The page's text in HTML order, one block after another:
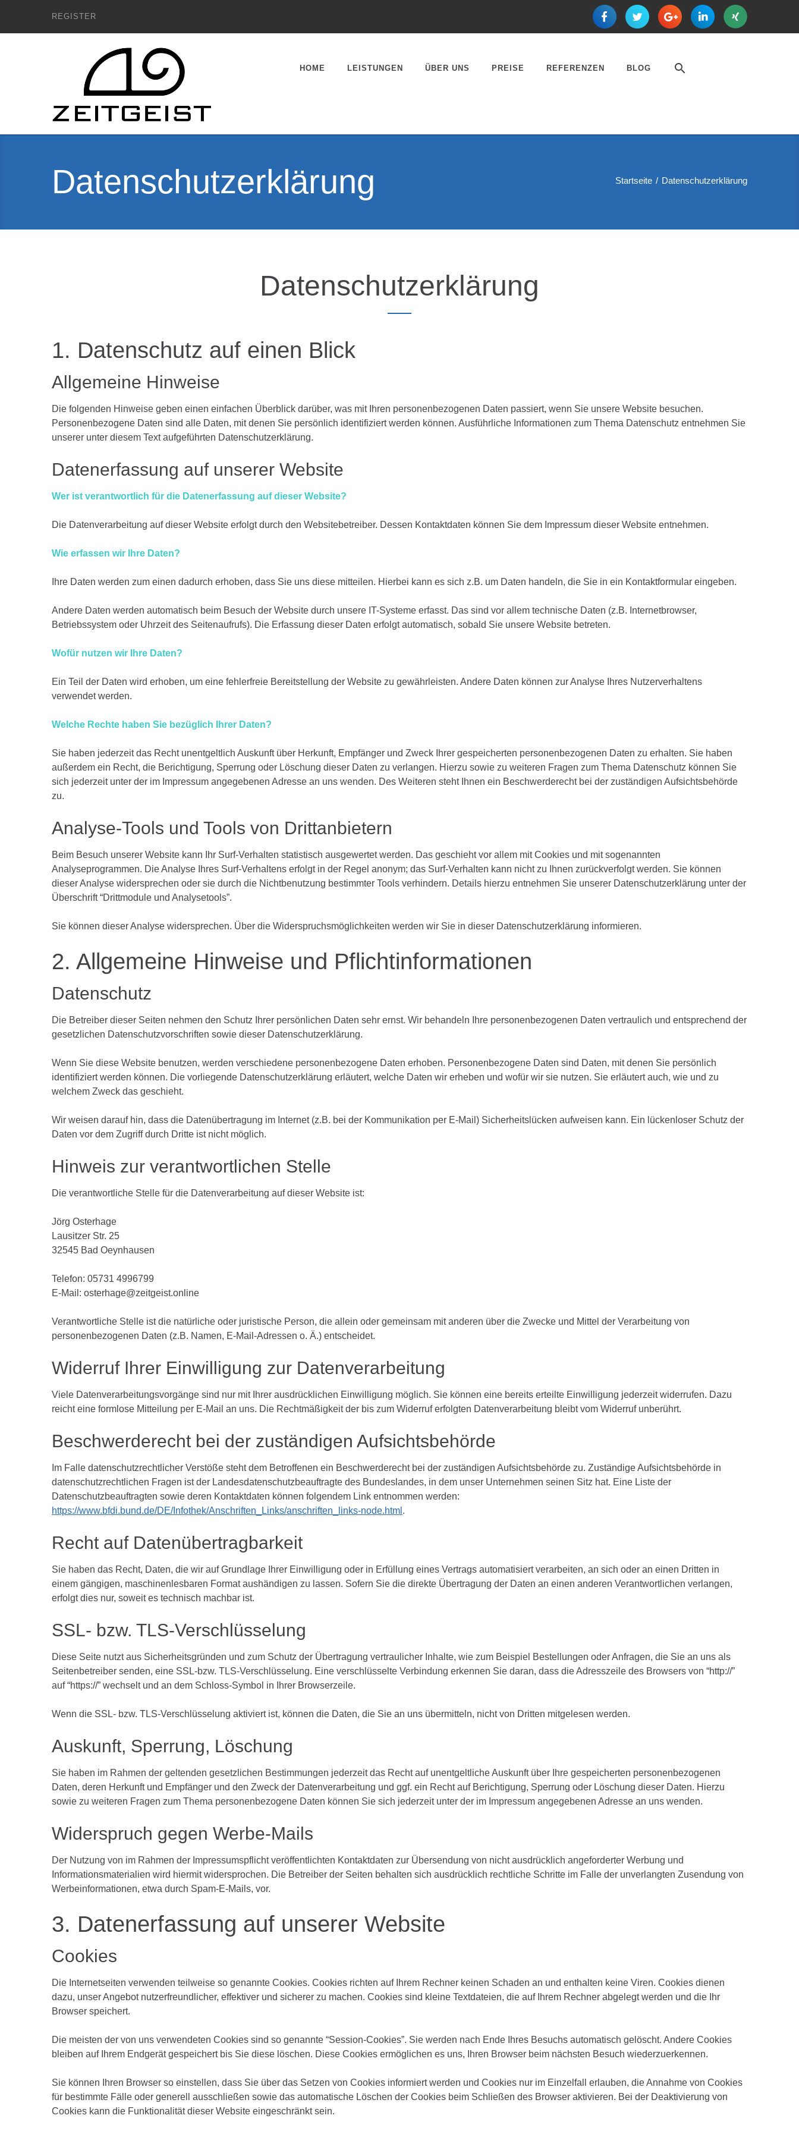
REGISTER
HOME LEISTUNGEN ÜBER UNS PREISE REFERENZEN BLOG
Datenschutzerklärung Startseite / Datenschutzerklärung
Datenschutzerklärung
1. Datenschutz auf einen Blick
Allgemeine Hinweise
Die folgenden Hinweise geben einen einfachen Überblick darüber, was mit Ihren personenbezogenen Daten passiert, wenn Sie unsere Website besuchen.
Personenbezogene Daten sind alle Daten, mit denen Sie persönlich identifiziert werden können. Ausführliche Informationen zum Thema Datenschutz entnehmen Sie
unserer unter diesem Text aufgeführten Datenschutzerklärung.
Datenerfassung auf unserer Website
Wer ist verantwortlich für die Datenerfassung auf dieser Website?
Die Datenverarbeitung auf dieser Website erfolgt durch den Websitebetreiber. Dessen Kontaktdaten können Sie dem Impressum dieser Website entnehmen.
Wie erfassen wir Ihre Daten?
Ihre Daten werden zum einen dadurch erhoben, dass Sie uns diese mitteilen. Hierbei kann es sich z.B. um Daten handeln, die Sie in ein Kontaktformular eingeben.
Andere Daten werden automatisch beim Besuch der Website durch unsere IT-Systeme erfasst. Das sind vor allem technische Daten (z.B. Internetbrowser,
Betriebssystem oder Uhrzeit des Seitenaufrufs). Die Erfassung dieser Daten erfolgt automatisch, sobald Sie unsere Website betreten.
Wofür nutzen wir Ihre Daten?
Ein Teil der Daten wird erhoben, um eine fehlerfreie Bereitstellung der Website zu gewährleisten. Andere Daten können zur Analyse Ihres Nutzerverhaltens
verwendet werden.
Welche Rechte haben Sie bezüglich Ihrer Daten?
Sie haben jederzeit das Recht unentgeltlich Auskunft über Herkunft, Empfänger und Zweck Ihrer gespeicherten personenbezogenen Daten zu erhalten. Sie haben
außerdem ein Recht, die Berichtigung, Sperrung oder Löschung dieser Daten zu verlangen. Hierzu sowie zu weiteren Fragen zum Thema Datenschutz können Sie
sich jederzeit unter der im Impressum angegebenen Adresse an uns wenden. Des Weiteren steht Ihnen ein Beschwerderecht bei der zuständigen Aufsichtsbehörde
zu.
Analyse-Tools und Tools von Drittanbietern
Beim Besuch unserer Website kann Ihr Surf-Verhalten statistisch ausgewertet werden. Das geschieht vor allem mit Cookies und mit sogenannten
Analyseprogrammen. Die Analyse Ihres Surf-Verhaltens erfolgt in der Regel anonym; das Surf-Verhalten kann nicht zu Ihnen zurückverfolgt werden. Sie können
dieser Analyse widersprechen oder sie durch die Nichtbenutzung bestimmter Tools verhindern. Details hierzu entnehmen Sie unserer Datenschutzerklärung unter der
Überschrift “Drittmodule und Analysetools”.
Sie können dieser Analyse widersprechen. Über die Widerspruchsmöglichkeiten werden wir Sie in dieser Datenschutzerklärung informieren.
2. Allgemeine Hinweise und Pflichtinformationen
Datenschutz
Die Betreiber dieser Seiten nehmen den Schutz Ihrer persönlichen Daten sehr ernst. Wir behandeln Ihre personenbezogenen Daten vertraulich und entsprechend der
gesetzlichen Datenschutzvorschriften sowie dieser Datenschutzerklärung.
Wenn Sie diese Website benutzen, werden verschiedene personenbezogene Daten erhoben. Personenbezogene Daten sind Daten, mit denen Sie persönlich
identifiziert werden können. Die vorliegende Datenschutzerklärung erläutert, welche Daten wir erheben und wofür wir sie nutzen. Sie erläutert auch, wie und zu
welchem Zweck das geschieht.
Wir weisen darauf hin, dass die Datenübertragung im Internet (z.B. bei der Kommunikation per E-Mail) Sicherheitslücken aufweisen kann. Ein lückenloser Schutz der
Daten vor dem Zugriff durch Dritte ist nicht möglich.
Hinweis zur verantwortlichen Stelle
Die verantwortliche Stelle für die Datenverarbeitung auf dieser Website ist:
Jörg Osterhage
Lausitzer Str. 25
32545 Bad Oeynhausen
Telefon: 05731 4996799
E-Mail: osterhage@zeitgeist.online
Verantwortliche Stelle ist die natürliche oder juristische Person, die allein oder gemeinsam mit anderen über die Zwecke und Mittel der Verarbeitung von
personenbezogenen Daten (z.B. Namen, E-Mail-Adressen o. Ä.) entscheidet.
Widerruf Ihrer Einwilligung zur Datenverarbeitung
Viele Datenverarbeitungsvorgänge sind nur mit Ihrer ausdrücklichen Einwilligung möglich. Sie können eine bereits erteilte Einwilligung jederzeit widerrufen. Dazu
reicht eine formlose Mitteilung per E-Mail an uns. Die Rechtmäßigkeit der bis zum Widerruf erfolgten Datenverarbeitung bleibt vom Widerruf unberührt.
Beschwerderecht bei der zuständigen Aufsichtsbehörde
Im Falle datenschutzrechtlicher Verstöße steht dem Betroffenen ein Beschwerderecht bei der zuständigen Aufsichtsbehörde zu. Zuständige Aufsichtsbehörde in
datenschutzrechtlichen Fragen ist der Landesdatenschutzbeauftragte des Bundeslandes, in dem unser Unternehmen seinen Sitz hat. Eine Liste der
Datenschutzbeauftragten sowie deren Kontaktdaten können folgendem Link entnommen werden:
https://www.bfdi.bund.de/DE/Infothek/Anschriften_Links/anschriften_links-node.html .
Recht auf Datenübertragbarkeit
Sie haben das Recht, Daten, die wir auf Grundlage Ihrer Einwilligung oder in Erfüllung eines Vertrags automatisiert verarbeiten, an sich oder an einen Dritten in
einem gängigen, maschinenlesbaren Format aushändigen zu lassen. Sofern Sie die direkte Übertragung der Daten an einen anderen Verantwortlichen verlangen,
erfolgt dies nur, soweit es technisch machbar ist.
SSL- bzw. TLS-Verschlüsselung
Diese Seite nutzt aus Sicherheitsgründen und zum Schutz der Übertragung vertraulicher Inhalte, wie zum Beispiel Bestellungen oder Anfragen, die Sie an uns als
Seitenbetreiber senden, eine SSL-bzw. TLS-Verschlüsselung. Eine verschlüsselte Verbindung erkennen Sie daran, dass die Adresszeile des Browsers von “http://”
auf “https://” wechselt und an dem Schloss-Symbol in Ihrer Browserzeile.
Wenn die SSL- bzw. TLS-Verschlüsselung aktiviert ist, können die Daten, die Sie an uns übermitteln, nicht von Dritten mitgelesen werden.
Auskunft, Sperrung, Löschung
Sie haben im Rahmen der geltenden gesetzlichen Bestimmungen jederzeit das Recht auf unentgeltliche Auskunft über Ihre gespeicherten personenbezogenen
Daten, deren Herkunft und Empfänger und den Zweck der Datenverarbeitung und ggf. ein Recht auf Berichtigung, Sperrung oder Löschung dieser Daten. Hierzu
sowie zu weiteren Fragen zum Thema personenbezogene Daten können Sie sich jederzeit unter der im Impressum angegebenen Adresse an uns wenden.
Widerspruch gegen Werbe-Mails
Der Nutzung von im Rahmen der Impressumspflicht veröffentlichten Kontaktdaten zur Übersendung von nicht ausdrücklich angeforderter Werbung und
Informationsmaterialien wird hiermit widersprochen. Die Betreiber der Seiten behalten sich ausdrücklich rechtliche Schritte im Falle der unverlangten Zusendung von
Werbeinformationen, etwa durch Spam-E-Mails, vor.
3. Datenerfassung auf unserer Website
Cookies
Die Internetseiten verwenden teilweise so genannte Cookies. Cookies richten auf Ihrem Rechner keinen Schaden an und enthalten keine Viren. Cookies dienen
dazu, unser Angebot nutzerfreundlicher, effektiver und sicherer zu machen. Cookies sind kleine Textdateien, die auf Ihrem Rechner abgelegt werden und die Ihr
Browser speichert.
Die meisten der von uns verwendeten Cookies sind so genannte “Session-Cookies”. Sie werden nach Ende Ihres Besuchs automatisch gelöscht. Andere Cookies
bleiben auf Ihrem Endgerät gespeichert bis Sie diese löschen. Diese Cookies ermöglichen es uns, Ihren Browser beim nächsten Besuch wiederzuerkennen.
Sie können Ihren Browser so einstellen, dass Sie über das Setzen von Cookies informiert werden und Cookies nur im Einzelfall erlauben, die Annahme von Cookies
für bestimmte Fälle oder generell ausschließen sowie das automatische Löschen der Cookies beim Schließen des Browser aktivieren. Bei der Deaktivierung von
Cookies kann die Funktionalität dieser Website eingeschränkt sein.